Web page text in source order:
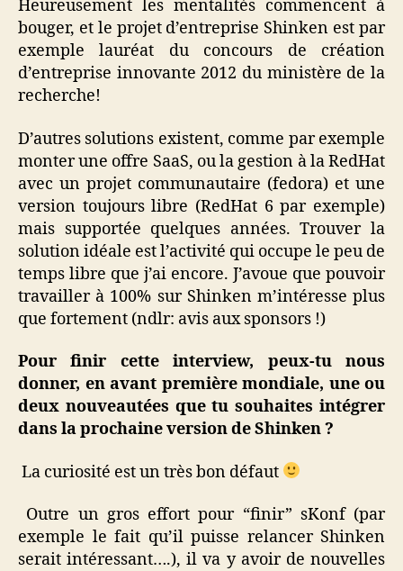
Heureusement les mentalités commencent à
bouger, et le projet d’entreprise Shinken est par
exemple lauréat du concours de création
d’entreprise innovante 2012 du ministère de la
recherche!
D’autres solutions existent, comme par exemple
monter une offre SaaS, ou la gestion à la RedHat
avec un projet communautaire (fedora) et une
version toujours libre (RedHat 6 par exemple)
mais supportée quelques années. Trouver la
solution idéale est l’activité qui occupe le peu de
temps libre que j’ai encore. J’avoue que pouvoir
travailler à 100% sur Shinken m’intéresse plus
que fortement (ndlr: avis aux sponsors !)
Pour finir cette interview, peux-tu nous
donner, en avant première mondiale, une ou
deux nouveautées que tu souhaites intégrer
dans la prochaine version de Shinken ?
La curiosité est un très bon défaut
Outre un gros effort pour “finir” sKonf (par
exemple le fait qu’il puisse relancer Shinken
serait intéressant….), il va y avoir de nouvelles